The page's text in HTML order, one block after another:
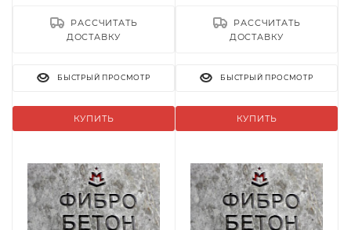
КУПИТЬ
РАССЧИТАТЬ
ДОСТАВКУ
БЫСТРЫЙ ПРОСМОТР
КУПИТЬ
РАССЧИТАТЬ
ДОСТАВКУ
БЫСТРЫЙ ПРОСМОТР